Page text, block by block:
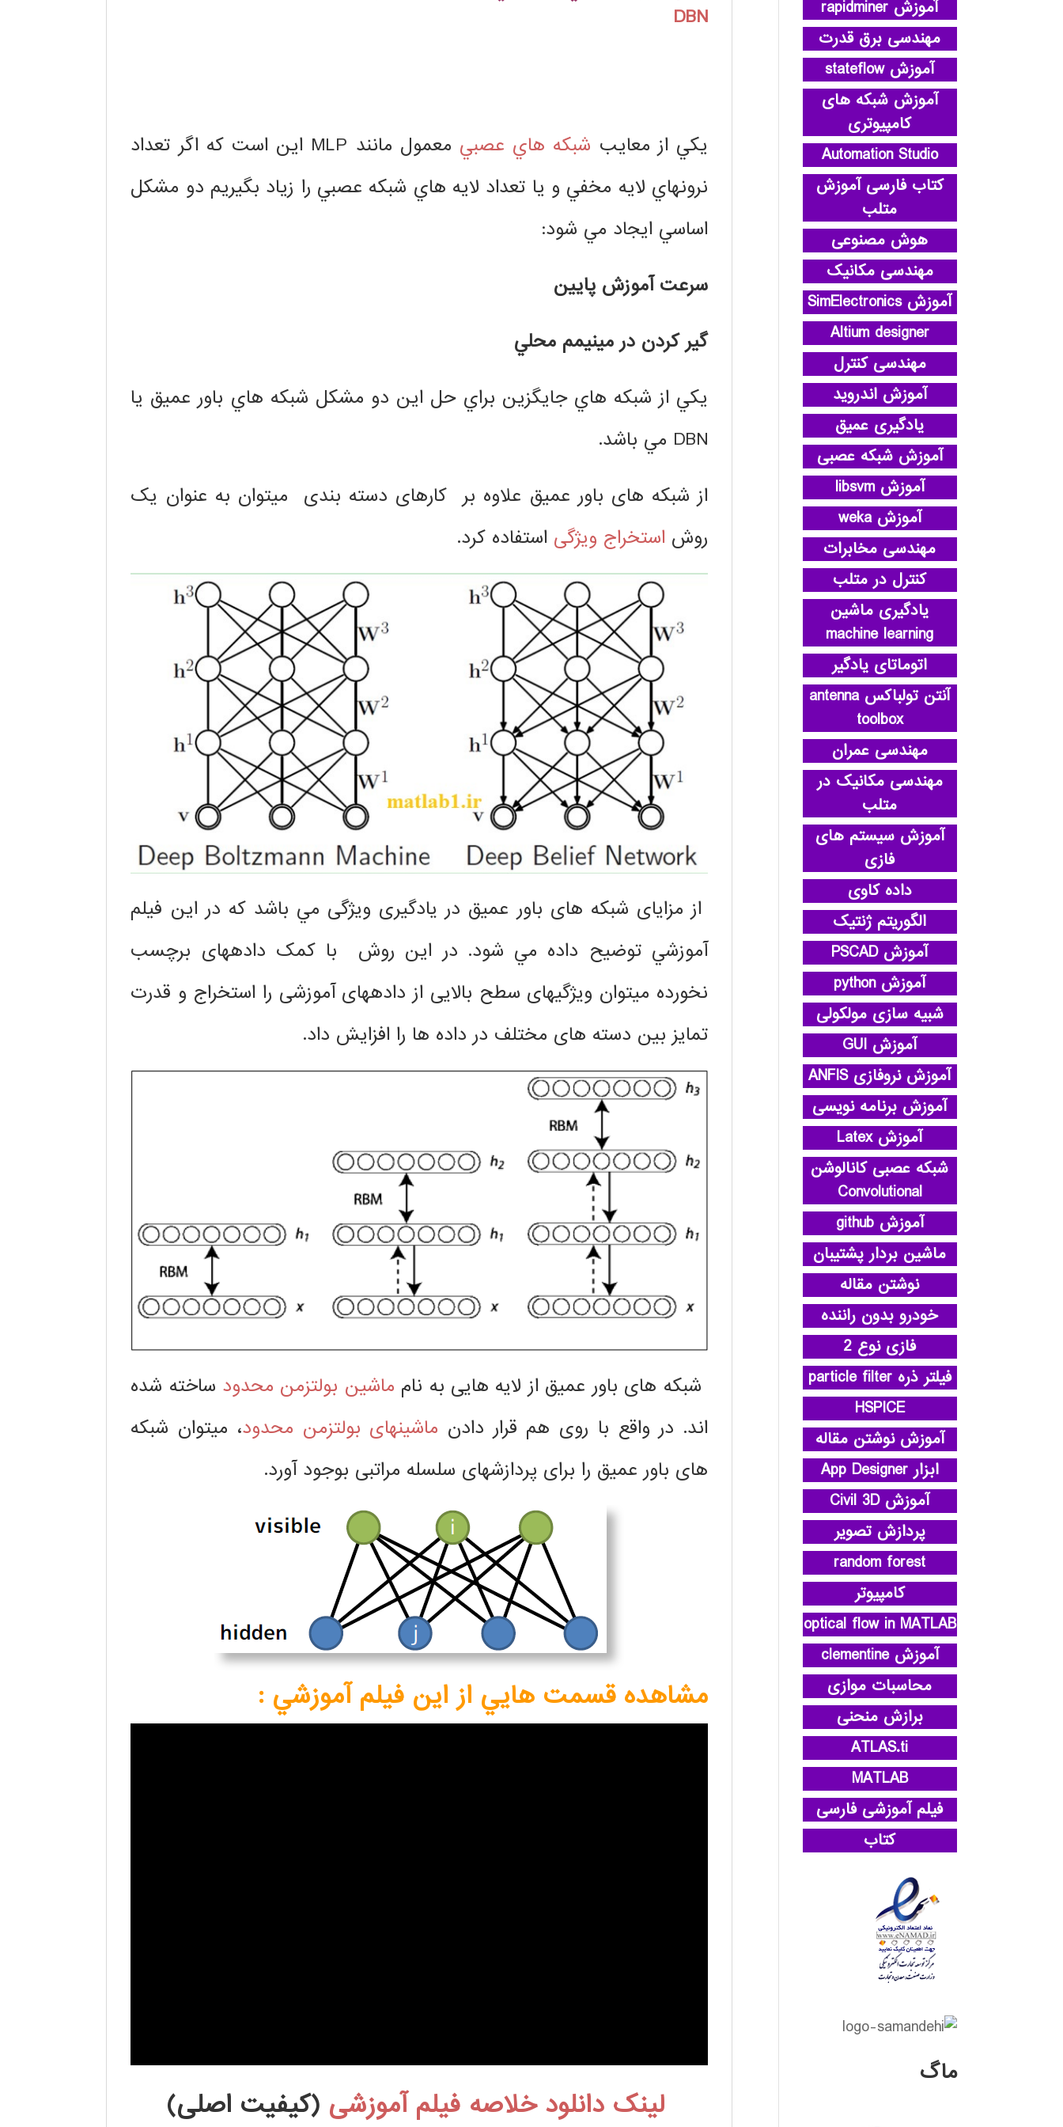
DBN
يكي از معايب شبكه هاي عصبي
معمول مانند MLP اين است كه اگر تعداد
نرونهاي لايه مخفي و يا تعداد لايه هاي شبكه عصبي را زياد بگيريم دو مشكل
اساسي ايجاد مي شود:
سرعت آموزش پايين
گير كردن در مينيمم محلي
يكي از شبكه هاي جايگزين براي حل اين دو مشكل شبكه هاي باور عميق يا
DBN مي باشد.
از شبکه های باور عمیق علاوه بر کارهای دسته بندی ميتوان به عنوان یک
روش استخراج ویژگی استفاده كرد.
از مزایای شبکه های باور عمیق در یادگیری ویژگی مي باشد كه در اين فيلم
آموزشي توضيح داده مي شود. در اين روش با کمک دادههای برچسب
نخورده میتوان ویژگیهای سطح بالایی از دادههای آموزشی را استخراج و قدرت
تمایز بین دسته های مختلف در داده ها را افزايش داد.
شبکه های باور عمیق از لایه هایی به نام ماشین بولتزمن محدود ساخته شده
اند. در واقع با روی هم قرار دادن ماشینهای بولتزمن محدود، میتوان شبکه
های باور عمیق را برای پردازشهای سلسله مراتبی بوجود آورد.
مشاهده قسمت هايي از اين فيلم آموزشي :
لینک دانلود خلاصه فیلم آموزشی (کیفیت اصلی)
آموزش rapidminer
مهندسی برق قدرت
آموزش stateflow
آموزش شبکه های
کامپیوتری
Automation Studio
کتاب فارسی آموزش
متلب
هوش مصنوعی
مهندسی مکانیک
آموزش SimElectronics
Altium designer
مهندسی کنترل
آموزش اندروید
یادگیری عمیق
آموزش شبکه عصبی
آموزش libsvm
آموزش weka
مهندسی مخابرات
کنترل در متلب
یادگیری ماشین
machine learning
اتوماتای یادگیر
آنتن تولباکس antenna
toolbox
مهندسی عمران
مهندسی مکانیک در
متلب
آموزش سیستم های
فازی
داده کاوی
الگوریتم ژنتیک
آموزش PSCAD
آموزش python
شبیه سازی مولکولی
آموزش GUI
آموزش نروفازی ANFIS
آموزش برنامه نویسی
آموزش Latex
شبکه عصبی کانالوشن
Convolutional
آموزش github
ماشین بردار پشتیبان
نوشتن مقاله
خودرو بدون راننده
فازی نوع 2
فیلتر ذره particle filter
HSPICE
آموزش نوشتن مقاله
ابزار App Designer
آموزش Civil 3D
پردازش تصویر
random forest
کامپیوتر
optical flow in MATLAB
آموزش clementine
محاسبات موازی
برازش منحنی
ATLAS.ti
MATLAB
فیلم آموزشی فارسی
کتاب
ماگ